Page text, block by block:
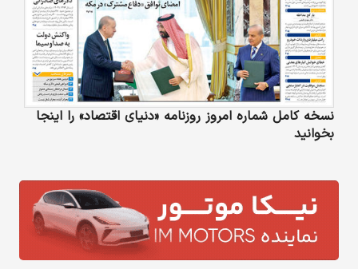
نسخه کامل شماره امروز روزنامه «دنیای‌ اقتصاد» را اینجا
بخوانید